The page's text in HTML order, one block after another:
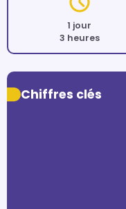
1 jour
3 heures
Chiffres clés